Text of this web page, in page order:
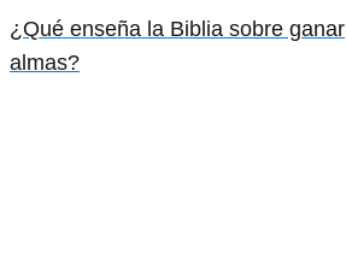
¿Qué enseña la Biblia sobre ganar
almas?